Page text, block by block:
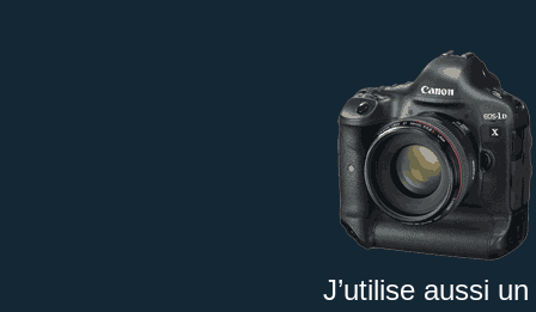
J’utilise aussi